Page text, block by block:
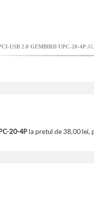
USB 2.0 GEMBIRD UPC-20-4P
20-4Pla pretul de 38,00 lei,